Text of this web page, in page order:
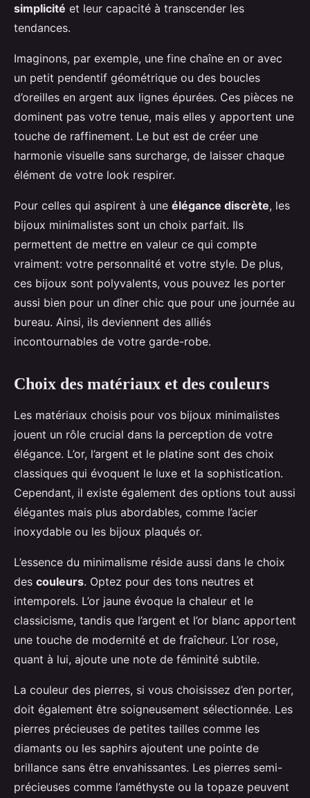
simplicité et leur capacité à transcender les
tendances.
Imaginons, par exemple, une fine chaîne en or avec
un petit pendentif géométrique ou des boucles
d’oreilles en argent aux lignes épurées. Ces pièces ne
dominent pas votre tenue, mais elles y apportent une
touche de raffinement. Le but est de créer une
harmonie visuelle sans surcharge, de laisser chaque
élément de votre look respirer.
Pour celles qui aspirent à une élégance discrète, les
bijoux minimalistes sont un choix parfait. Ils
permettent de mettre en valeur ce qui compte
vraiment: votre personnalité et votre style. De plus,
ces bijoux sont polyvalents, vous pouvez les porter
aussi bien pour un dîner chic que pour une journée au
bureau. Ainsi, ils deviennent des alliés
incontournables de votre garde-robe.
Choix des matériaux et des couleurs
Les matériaux choisis pour vos bijoux minimalistes
jouent un rôle crucial dans la perception de votre
élégance. L’or, l’argent et le platine sont des choix
classiques qui évoquent le luxe et la sophistication.
Cependant, il existe également des options tout aussi
élégantes mais plus abordables, comme l’acier
inoxydable ou les bijoux plaqués or.
L’essence du minimalisme réside aussi dans le choix
des couleurs. Optez pour des tons neutres et
intemporels. L’or jaune évoque la chaleur et le
classicisme, tandis que l’argent et l’or blanc apportent
une touche de modernité et de fraîcheur. L’or rose,
quant à lui, ajoute une note de féminité subtile.
La couleur des pierres, si vous choisissez d’en porter,
doit également être soigneusement sélectionnée. Les
pierres précieuses de petites tailles comme les
diamants ou les saphirs ajoutent une pointe de
brillance sans être envahissantes. Les pierres semi-
précieuses comme l’améthyste ou la topaze peuvent